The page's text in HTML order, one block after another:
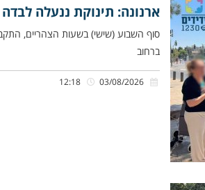
ארנונה: תינוקת ננעלה
סוף השבוע (שישי) בשעות הצהריים,
ברחוב